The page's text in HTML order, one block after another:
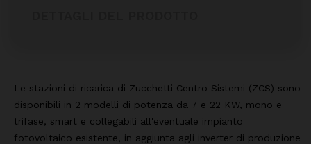
Le stazioni di ricarica di Zucchetti Centro Sistemi (ZCS) sono
disponibili in 2 modelli di potenza da 7 e 22 KW, mono e
trifase, smart e collegabili all'eventuale impianto
fotovoltaico esistente, in aggiunta agli inverter di produzione